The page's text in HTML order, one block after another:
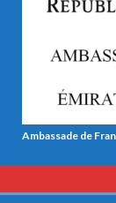
Ambassade de